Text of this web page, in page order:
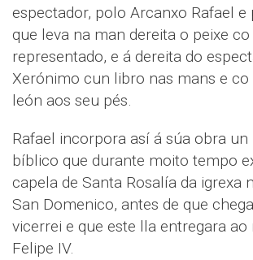
espectador, polo Arcanxo Rafael e
que leva na man dereita o peixe
representado, e á dereita do
Xerónimo cun libro nas mans e co
león aos seu pés.
Rafael incorpora así á súa obra
bíblico que durante moito tempo
capela de Santa Rosalía da igrexa
San Domenico, antes de que
vicerrei e que este lla entregara ao
Felipe IV.